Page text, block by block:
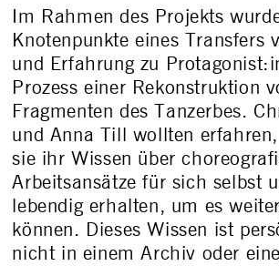
Im Rahmen des Projekts
Knotenpunkte eines Transfers
und Erfahrung zu
Prozess einer Rekonstruktion
Fragmenten des Tanzerbes.
und Anna Till wollten
sie ihr Wissen über
Arbeitsansätze für sich selbst
lebendig erhalten, um es
können. Dieses Wissen ist
nicht in einem Archiv oder